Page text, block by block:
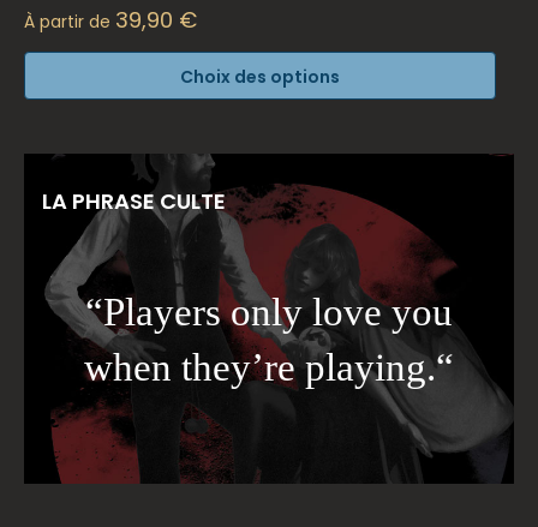
À partir de 39,90 €
Choix des options
LA PHRASE CULTE
“Players only love you
when they’re playing.“